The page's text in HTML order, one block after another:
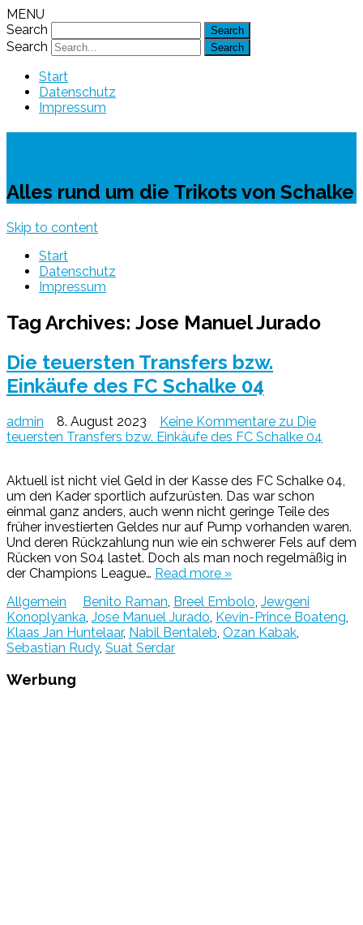
MENU
Search
Search
Start
Datenschutz
Impressum
Alles rund um die Trikots von Schalke
Skip to content
Start
Datenschutz
Impressum
Tag Archives: Jose Manuel Jurado
Die teuersten Transfers bzw.
Einkäufe des FC Schalke 04
admin 8. August 2023 Keine Kommentare zu Die
teuersten Transfers bzw. Einkäufe des FC Schalke 04
Aktuell ist nicht viel Geld in der Kasse des FC Schalke 04,
um den Kader sportlich aufzurüsten. Das war schon
einmal ganz anders, auch wenn nicht geringe Teile des
früher investierten Geldes nur auf Pump vorhanden waren.
Und deren Rückzahlung nun wie ein schwerer Fels auf dem
Rücken von S04 lastet. Doch als man noch regelmäßig in
der Champions League… Read more »
Allgemein
Benito Raman Breel Embolo Jewgeni
Konoplyanka Jose Manuel Jurado Kevin-Prince Boateng
Klaas Jan Huntelaar, Nabil Bentaleb Ozan Kabak
Sebastian Rudy, Suat Serdar
Werbung